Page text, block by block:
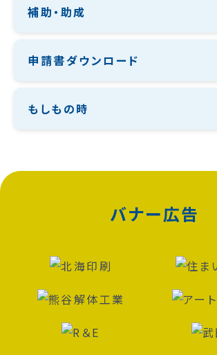
補助・助成
申請書ダウンロード
もしもの時
バナー広告